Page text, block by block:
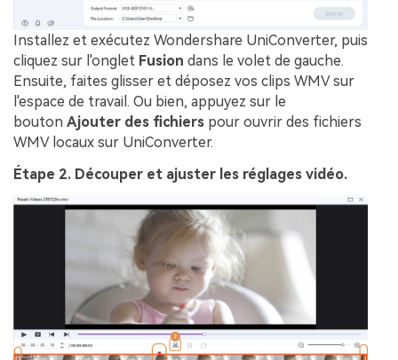
Installez et exécutez Wondershare UniConverter, puis
cliquez sur l'onglet Fusion dans le volet de gauche.
Ensuite, faites glisser et déposez vos clips WMV sur
l'espace de travail. Ou bien, appuyez sur le
bouton Ajouter des fichiers pour ouvrir des fichiers
WMV locaux sur UniConverter.
Étape 2. Découper et ajuster les réglages vidéo.